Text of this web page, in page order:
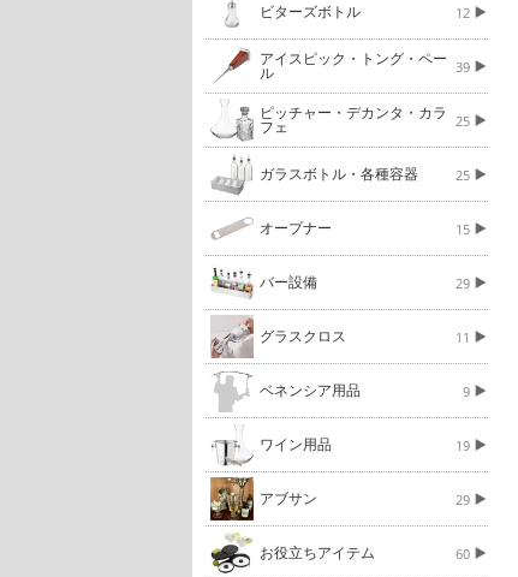
ビターズボトル 12
アイスピック・トング・ペー
ル 39
ピッチャー・デカンタ・カラ
フェ 25
ガラスボトル・各種容器 25
オープナー 15
バー設備 29
グラスクロス 11
ベネンシア用品 9
ワイン用品 19
アブサン 29
お役立ちアイテム 60